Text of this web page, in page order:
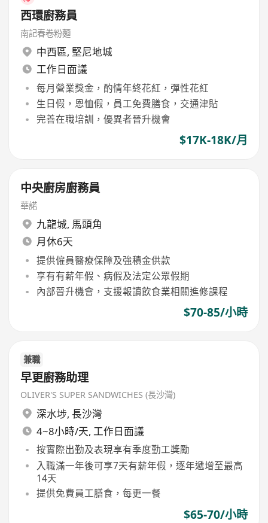
西環廚務員
南記春卷粉麵
中西區, 堅尼地城
工作日面議
每月營業獎金，酌情年終花紅，彈性花紅
生日假，恩恤假，員工免費膳食，交通津貼
完善在職培訓，優異者晉升機會
$17K-18K/月
中央廚房廚務員
華諾
九龍城, 馬頭角
月休6天
提供僱員醫療保障及強積金供款
享有有薪年假、病假及法定公眾假期
內部晉升機會，支援報讀飲食業相關進修課程
$70-85/小時
兼職
早更廚務助理
OLIVER'S SUPER SANDWICHES (長沙灣)
深水埗, 長沙灣
4~8小時/天, 工作日面議
按實際出勤及表現享有季度勤工獎勵
入職滿一年後可享7天有薪年假，逐年遞增至最高
14天
提供免費員工膳食，每更一餐
$65-70/小時